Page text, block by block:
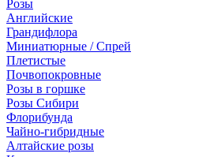
Розы
Английские
Грандифлора
Миниатюрные / Спрей
Плетистые
Почвопокровные
Розы в горшке
Розы Сибири
Флорибунда
Чайно-гибридные
Алтайские розы